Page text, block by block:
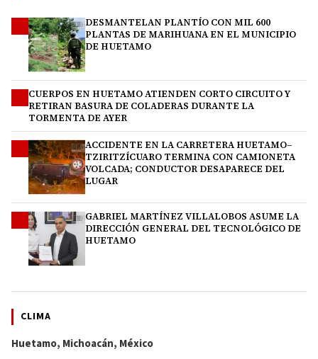
DESMANTELAN PLANTÍO CON MIL 600
PLANTAS DE MARIHUANA EN EL MUNICIPIO
DE HUETAMO
CUERPOS EN HUETAMO ATIENDEN CORTO CIRCUITO Y
RETIRAN BASURA DE COLADERAS DURANTE LA
TORMENTA DE AYER
ACCIDENTE EN LA CARRETERA HUETAMO–
TZIRITZÍCUARO TERMINA CON CAMIONETA
VOLCADA; CONDUCTOR DESAPARECE DEL
LUGAR
GABRIEL MARTÍNEZ VILLALOBOS ASUME LA
DIRECCIÓN GENERAL DEL TECNOLÓGICO DE
HUETAMO
CLIMA
Huetamo, Michoacán, México